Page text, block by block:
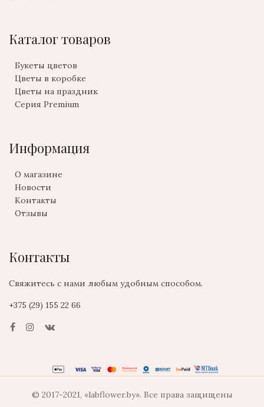
Каталог товаров
Букеты цветов
Цветы в коробке
Цветы на праздник
Серия Premium
Информация
О магазине
Новости
Контакты
Отзывы
Контакты
Свяжитесь с нами любым удобным способом.
+375 (29) 155 22 66
© 2017-2021, «labflower.by». Все права защищены